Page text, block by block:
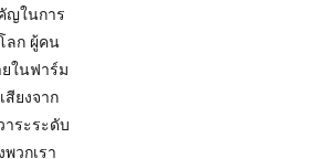
ญในการ
ลก ผู้คน
ในฟาร์ม
ยงจาก
ระระดับ
วกเรา